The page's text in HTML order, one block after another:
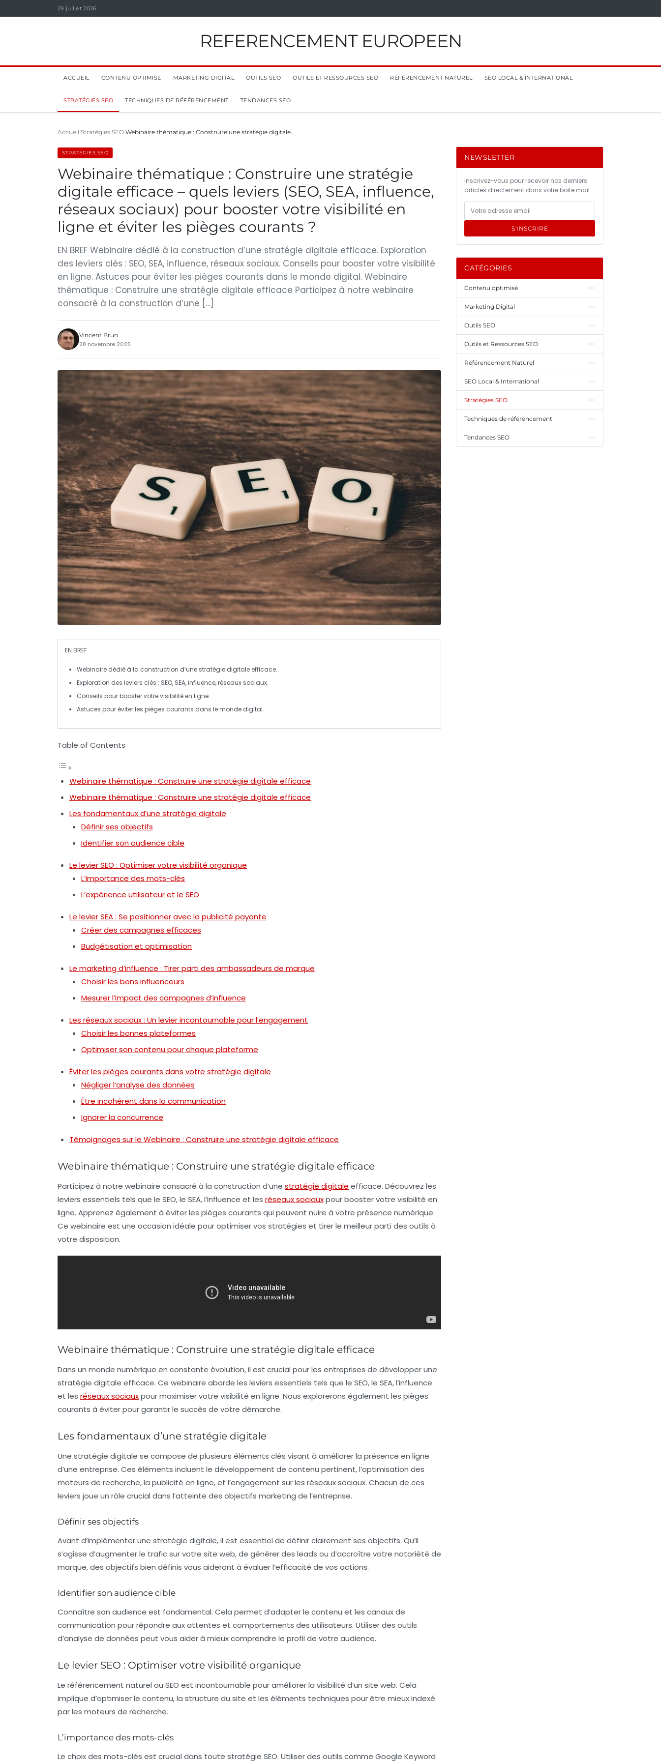
29 juillet 2026
REFERENCEMENT EUROPEEN
ACCUEIL CONTENU OPTIMISÉ MARKETING DIGITAL OUTILS SEO OUTILS ET RESSOURCES SEO RÉFÉRENCEMENT NATUREL SEO LOCAL & INTERNATIONAL
STRATÉGIES SEO TECHNIQUES DE RÉFÉRENCEMENT TENDANCES SEO
Accueil Stratégies SEO Webinaire thématique : Construire une stratégie digitale…
STRATÉGIES SEO
Webinaire thématique : Construire une stratégie
digitale efficace – quels leviers (SEO, SEA, influence,
réseaux sociaux) pour booster votre visibilité en
ligne et éviter les pièges courants ?
EN BREF Webinaire dédié à la construction d’une stratégie digitale efficace. Exploration
des leviers clés : SEO, SEA, influence, réseaux sociaux. Conseils pour booster votre visibilité
en ligne. Astuces pour éviter les pièges courants dans le monde digital. Webinaire
thématique : Construire une stratégie digitale efficace Participez à notre webinaire
consacré à la construction d’une […]
Vincent Brun
28 novembre 2025
EN BREF
Webinaire dédié à la construction d’une stratégie digitale efficace.
Exploration des leviers clés : SEO, SEA,influence,réseaux sociaux.
Conseils pourbooster votre visibilité en ligne.
Astuces pour éviter les pièges courants dans le monde digital.
Table of Contents
Webinaire thématique : Construire une stratégie digitale efficace
Webinaire thématique : Construire une stratégie digitale efficace
Les fondamentaux d’une stratégie digitale
Définir ses objectifs
Identifier son audience cible
Le levier SEO : Optimiser votre visibilité organique
L’importance des mots-clés
L’expérience utilisateur et le SEO
Le levier SEA : Se positionner avec la publicité payante
Créer des campagnes efficaces
Budgétisation et optimisation
Le marketing d’influence : Tirer parti des ambassadeurs de marque
Choisir les bons influenceurs
Mesurer l’impact des campagnes d’influence
Les réseaux sociaux : Un levier incontournable pour l’engagement
Choisir les bonnes plateformes
Optimiser son contenu pour chaque plateforme
Éviter les pièges courants dans votre stratégie digitale
Négliger l’analyse des données
Être incohérent dans la communication
Ignorer la concurrence
Témoignages sur le Webinaire : Construire une stratégie digitale efficace
Webinaire thématique : Construire une stratégie digitale efficace
Participez à notre webinaire consacré à la construction d’une stratégie digitale efficace. Découvrez les
leviers essentiels tels que le SEO, le SEA, l’influence et les réseaux sociauxpourbooster votre visibilité en
ligne. Apprenez également à éviter les pièges courants qui peuvent nuire à votre présence numérique.
Ce webinaire est une occasion idéale pour optimiser vos stratégies et tirer le meilleur parti des outils à
votre disposition.
Webinaire thématique : Construire une stratégie digitale efficace
Dans un monde numérique en constante évolution, il est crucial pour les entreprises de développer une
stratégie digitale efficace. Ce webinaire aborde les leviers essentiels tels que le SEO, le SEA, l’influence
et les réseaux sociauxpour maximiser votre visibilité en ligne. Nous explorerons également les pièges
courants à éviter pour garantir le succès de votre démarche.
Les fondamentaux d’une stratégie digitale
Une stratégie digitale se compose de plusieurs éléments clés visant à améliorer la présence en ligne
d’une entreprise. Ces éléments incluent le développement de contenu pertinent, l’optimisation des
moteurs de recherche, la publicité en ligne, et l’engagement sur les réseaux sociaux. Chacun de ces
leviers joue un rôle crucial dans l’atteinte des objectifs marketing de l’entreprise.
Définir ses objectifs
Avant d’implémenter une stratégie digitale, il est essentiel de définir clairement ses objectifs. Qu’il
s’agisse d’augmenter le trafic sur votre site web, de générer des leads ou d’accroître votre notoriété de
marque, des objectifs bien définis vous aideront à évaluer l’efficacité de vos actions.
Identifier son audience cible
Connaître son audience est fondamental. Cela permet d’adapter le contenu et les canaux de
communication pour répondre aux attentes et comportements des utilisateurs. Utiliser des outils
d’analyse de données peut vous aider à mieux comprendre le profil de votre audience.
Le levier SEO : Optimiser votre visibilité organique
Le référencement naturel ou SEO est incontournable pour améliorer la visibilité d’un site web. Cela
implique d’optimiser le contenu, la structure du site et les éléments techniques pour être mieux indexé
par les moteurs de recherche.
L’importance des mots-clés
Le choix des mots-clés est crucial dans toute stratégie SEO. Utiliser des outils comme Google Keyword
NEWSLETTER
Inscrivez-vous pour recevoir nos derniers
articles directement dans votre boîte mail.
S'INSCRIRE
CATÉGORIES
Contenu optimisé
Marketing Digital
Outils SEO
Outils et Ressources SEO
Référencement Naturel
SEO Local & International
Stratégies SEO
Techniques de référencement
Tendances SEO